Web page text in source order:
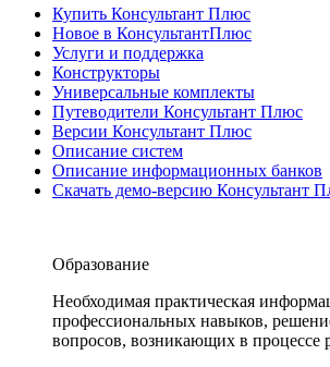
Купить Консультант Плюс
Новое в КонсультантПлюс
Услуги и поддержка
Конструкторы
Универсальные комплекты
Путеводители Консультант Плюс
Версии Консультант Плюс
Описание систем
Описание информационных банков
Скачать демо-версию Консультант
Образование
Необходимая практическая
профессиональных навыков,
вопросов, возникающих в процессе